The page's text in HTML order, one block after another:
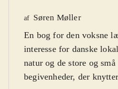
af Søren Møller
En bog for den voksne
interesse for danske
natur og de store og små
begivenheder, der